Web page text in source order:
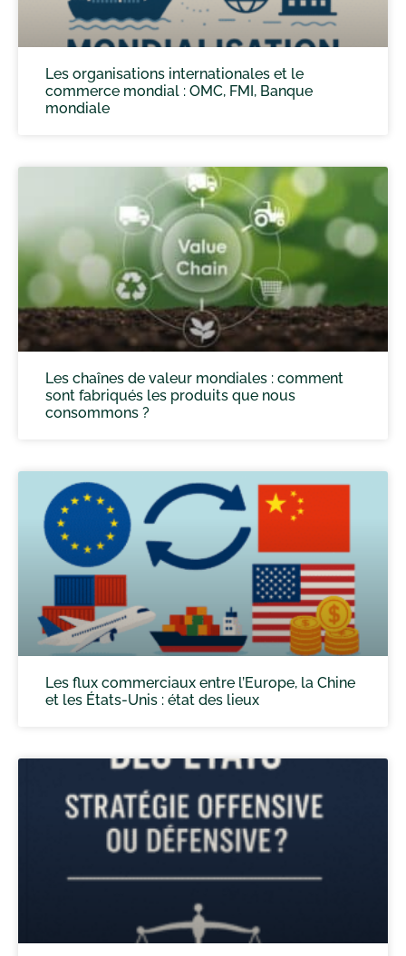
Les organisations internationales et le
commerce mondial : OMC, FMI, Banque
mondiale
Les chaînes de valeur mondiales : comment
sont fabriqués les produits que nous
consommons ?
Les flux commerciaux entre l’Europe, la Chine
et les États-Unis : état des lieux